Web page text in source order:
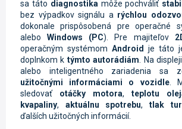
sa táto diagnostika môže pochváliť
bez výpadkov signálu a rýchlou
dokonale prispôsobená pre operačné
aleboWindows (PC). Pre majiteľov
operačným systémom Android
je táto
doplnkom k týmto autorádiám . Na
alebo inteligentného zariadenia sa
užitočnými informáciami o vozidle.
sledovať otáčky motora, teplotu
kvapaliny, aktuálnu spotrebu,tlak
ďalších užitočných informácií.